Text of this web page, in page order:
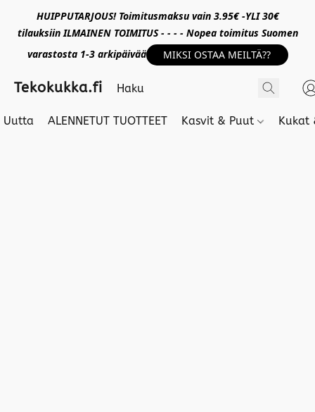
HUIPPUTARJOUS! Toimitusmaksu vain 3.95€ -YLI 30€
tilauksiin ILMAINEN TOIMITUS - - - - Nopea toimitus Suomen
varastosta 1-3 arkipäivää
MIKSI OSTAA MEILTÄ??
Tekokukka.fi
Uutta ALENNETUT TUOTTEET Kasvit & Puut Kukat